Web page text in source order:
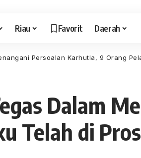
Riau Favorit Daerah
Persoalan Karhutla, 9 Orang
Dalam
Telah di